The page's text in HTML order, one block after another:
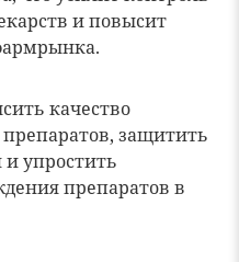
и повысит
качество
защитить
упростить
препаратов в